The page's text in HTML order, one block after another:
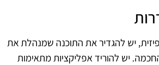
יש להגדיר את התוכנה שמנהלת את
יש להוריד אפליקציות מתאימות